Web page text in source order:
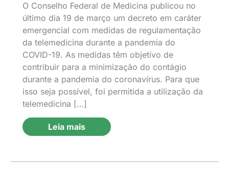
O Conselho Federal de Medicina publicou no
último dia 19 de março um decreto em caráter
emergencial com medidas de regulamentação
da telemedicina durante a pandemia do
COVID-19. As medidas têm objetivo de
contribuir para a minimização do contágio
durante a pandemia do coronavírus. Para que
isso seja possível, foi permitida a utilização da
telemedicina […]
Leia mais